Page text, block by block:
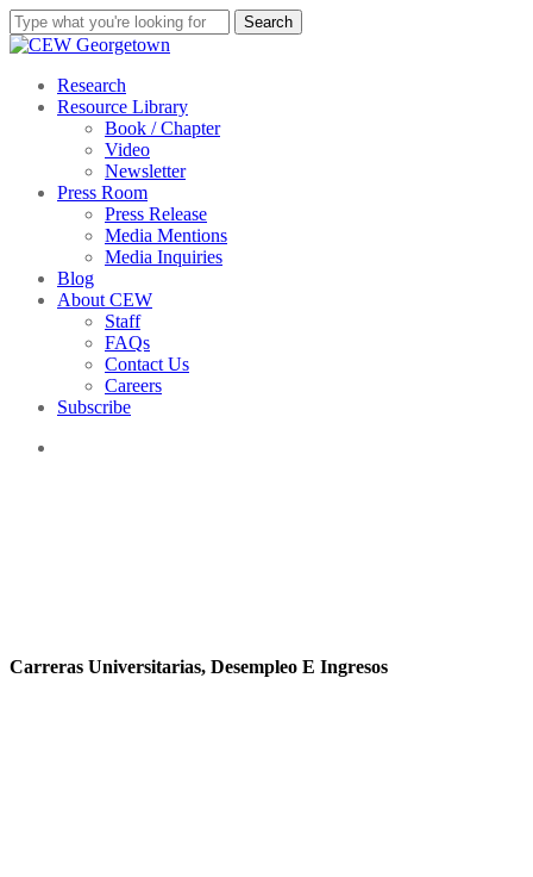
Skip
to
content
Search
Close
search
Menu
Research
Resource Library
Book / Chapter
Video
Newsletter
Press Room
Press Release
Media Mentions
Media Inquiries
Blog
About CEW
Staff
FAQs
Contact Us
Careers
Subscribe
Carreras Universitarias, Desempleo E Ingresos